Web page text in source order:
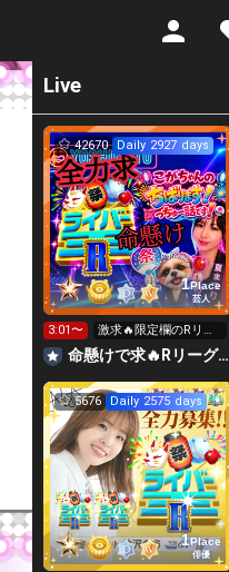
Live
1Place
芸人
42670 Daily 2927 days
3:01〜
激求🔥限定欄のRリー
グ👑全力ポイント勝負
日🔥
命懸けで求🔥Rリーグ👑夏祭実行委員長🎆こがちゃんのちばります
1Place
俳優
5676 Daily 2575 days